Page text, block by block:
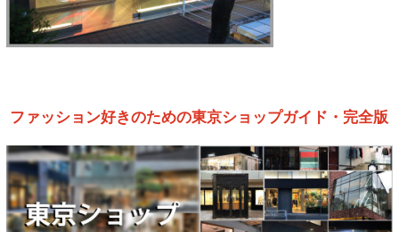
ファッション好きのための東京ショップガイド・完全版